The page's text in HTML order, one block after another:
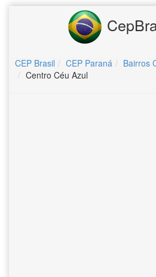
CEP Brasil CEP Paraná
Bairros
Centro Céu Azul